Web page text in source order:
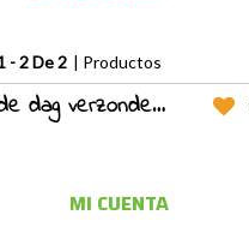
- 2 De 2 | Productos
dag verzonden!
MI CUENTA